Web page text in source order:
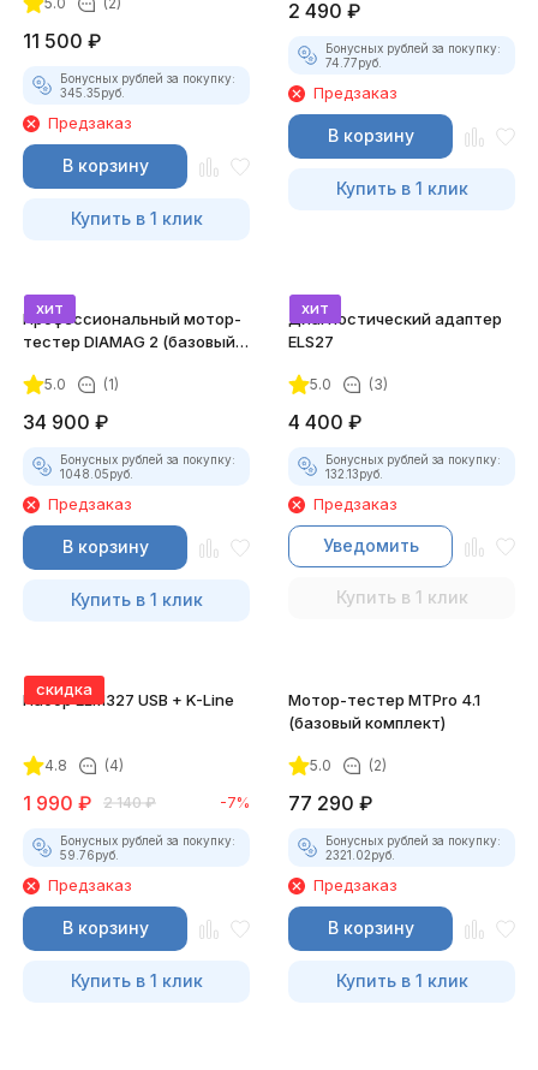
11 500 ₽
Бонусных рублей за покупку:
345.35руб.
Предзаказ
В корзину
Купить в 1 клик
2 490 ₽
Бонусных рублей за покупку:
74.77руб.
Предзаказ
В корзину
Купить в 1 клик
хит
Профессиональный мотор-
тестер DIAMAG 2 (базовый
5.0 (1)
34 900 ₽
Бонусных рублей за покупку:
1048.05руб.
Предзаказ
В корзину
Купить в 1 клик
хит
Диагностический адаптер
ELS27
5.0 (3)
4 400 ₽
Бонусных рублей за покупку:
132.13руб.
Предзаказ
Уведомить
Купить в 1 клик
скидка
Набор ELM327 USB + K-Line
4.8 (4)
1 990 ₽ 2 140 ₽ -7%
Бонусных рублей за покупку:
59.76руб.
Предзаказ
В корзину
Купить в 1 клик
Мотор-тестер MTPro 4.1
(базовый комплект)
5.0 (2)
77 290 ₽
Бонусных рублей за покупку:
2321.02руб.
Предзаказ
В корзину
Купить в 1 клик